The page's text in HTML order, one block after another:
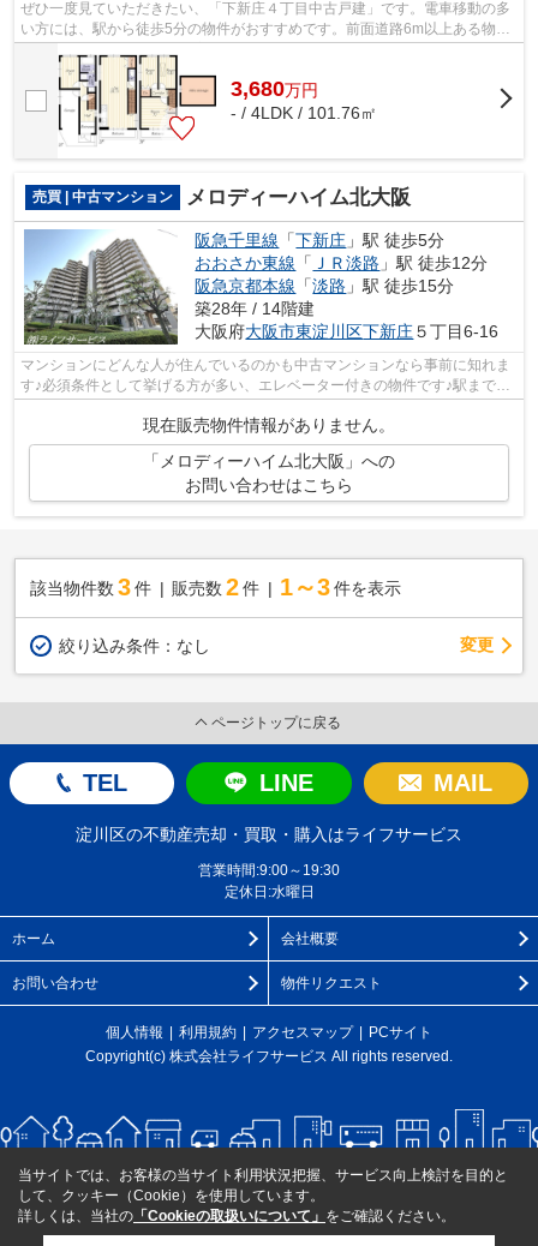
ぜひ一度見ていただきたい、「下新庄４丁目中古戸建」です。電車移動の多
い方には、駅から徒歩5分の物件がおすすめです。前面道路6m以上ある物件
です。中古戸建てながら、室内はとても...
3,680万円
- / 4LDK / 101.76㎡
売買 | 中古マンション メロディーハイム北大阪
阪急千里線 「下新庄 」駅 徒歩5分
おおさか東線 「 ＪＲ淡路 」駅 徒歩12分
阪急京都本線 「淡路 」駅 徒歩15分
築28年 / 14階建
大阪府大阪市東淀川区下新庄５丁目6-16
マンションにどんな人が住んでいるのかも中古マンションなら事前に知れま
す♪必須条件として挙げる方が多い、エレベーター付きの物件です♪駅まで徒
歩5分の物件です♪外観タイル張りは、...
現在販売物件情報がありません。
「メロディーハイム北大阪」への
お問い合わせはこちら
該当物件数 3件 販売数 2 件 1～3 件を表示
絞り込み条件： なし 変更
ページトップに戻る
TEL LINE MAIL
淀川区の不動産売却・買取・購入はライフサービス
営業時間:9:00～19:30
定休日:水曜日
ホーム 会社概要
お問い合わせ 物件リクエスト
個人情報 利用規約 アクセスマップ
PCサイト
Copyright(c) 株式会社ライフサービス All rights reserved.
当サイトでは、お客様の当サイト利用状況把握、サービス向上検討を目的と
して、クッキー（Cookie）を使用しています。
詳しくは、当社の 「Cookieの取扱いについて」 をご確認ください。